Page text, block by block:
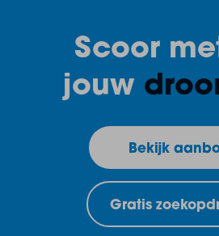
Scoor
jouw
Bekijk
Gratis